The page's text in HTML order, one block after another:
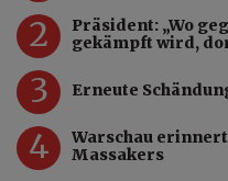
2
Präsident: „Wo
gekämpft wird,
3 Erneute
4
Warschau
Massakers